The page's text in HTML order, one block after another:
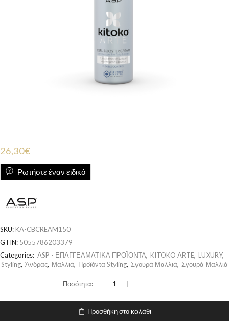
26,30€
Ρωτήστε έναν ειδικό
SKU: KA-CBCREAM150
GTIN: 5055786203379
Categories: ASP - ΕΠΑΓΓΕΛΜΑΤΙΚΑ ΠΡΟΪΟΝΤΑ, KITOKO ARTE, LUXURY,
Styling, Άνδρας, Μαλλιά, Προϊόντα Styling, Σγουρά Μαλλιά, Σγουρά Μαλλιά
Προσθήκη στο καλάθι